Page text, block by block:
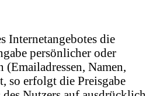
Internetangebotes die
persönlicher oder
(Emailadressen, Namen,
so erfolgt die Preisgabe